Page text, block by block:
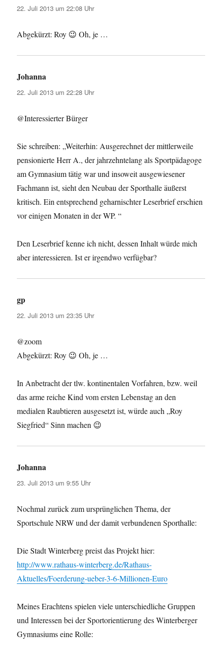
22. Juli 2013 um 22:08 Uhr
Abgekürzt: Roy 😉 Oh, je …
Johanna
22. Juli 2013 um 22:28 Uhr
@Interessierter Bürger
Sie schreiben: „Weiterhin: Ausgerechnet der mittlerweile
pensionierte Herr A., der jahrzehntelang als Sportpädagoge
am Gymnasium tätig war und insoweit ausgewiesener
Fachmann ist, sieht den Neubau der Sporthalle äußerst
kritisch. Ein entsprechend geharnischter Leserbrief erschien
vor einigen Monaten in der WP. “
Den Leserbrief kenne ich nicht, dessen Inhalt würde mich
aber interessieren. Ist er irgendwo verfügbar?
gp
22. Juli 2013 um 23:35 Uhr
@zoom
Abgekürzt: Roy 😉 Oh, je …
In Anbetracht der tlw. kontinentalen Vorfahren, bzw. weil
das arme reiche Kind vom ersten Lebenstag an den
medialen Raubtieren ausgesetzt ist, würde auch „Roy
Siegfried“ Sinn machen 😉
Johanna
23. Juli 2013 um 9:55 Uhr
Nochmal zurück zum ursprünglichen Thema, der
Sportschule NRW und der damit verbundenen Sporthalle:
Die Stadt Winterberg preist das Projekt hier:
http://www.rathaus-winterberg.de/Rathaus-
Aktuelles/Foerderung-ueber-3-6-Millionen-Euro
Meines Erachtens spielen viele unterschiedliche Gruppen
und Interessen bei der Sportorientierung des Winterberger
Gymnasiums eine Rolle: